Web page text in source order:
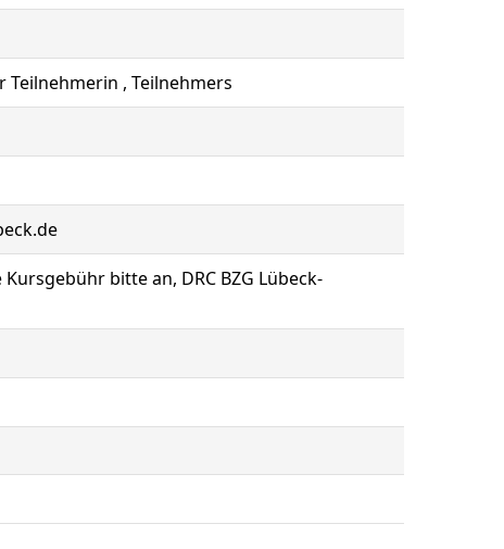
, Teilnehmers
bitte an, DRC BZG Lübeck-